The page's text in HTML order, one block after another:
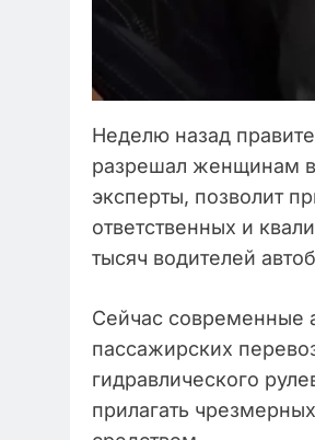
Неделю назад
разрешал женщинам
эксперты, позволит
ответственных и
тысяч водителей
Сейчас современные
пассажирских
гидравлического
прилагать